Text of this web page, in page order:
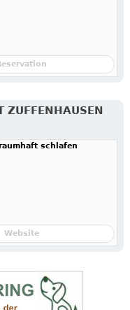
ZUFFENHAUSEN
schlafen
Website